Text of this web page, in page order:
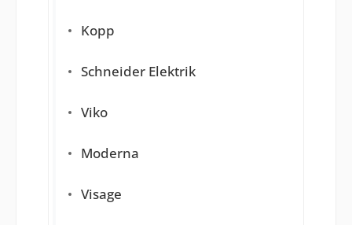
Kopp
Schneider Elektrik
Viko
Moderna
Visage